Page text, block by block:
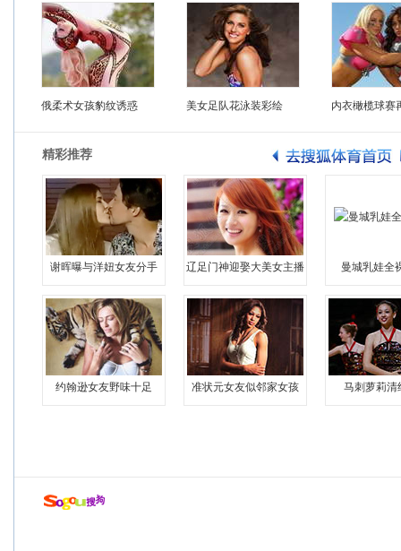
俄柔术女孩豹纹诱惑 美女足队花泳装彩绘 内衣橄榄球赛
精彩推荐
谢晖曝与洋妞女友分手 辽足门神迎娶大美女主播 曼城乳娃全
约翰逊女友野味十足 准状元女友似邻家女孩 马刺萝莉清